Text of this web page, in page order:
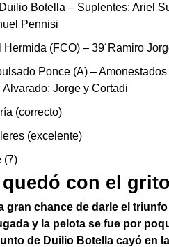
Botella – Suplentes: Ariel
Pennisi
Hermida (FCO) – 39´Ramiro
Ponce (A) –
Jorge y Cortadi
(correcto)
(excelente)
(7)
con el
gran chance de darle el
y la pelota se fue por
de Duilio Botella cayó en